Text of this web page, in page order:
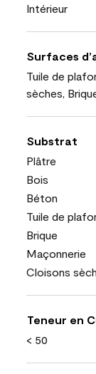
Intérieur
Surfaces
Tuile de
sèches,
Substrat
Plâtre
Bois
Béton
Tuile de
Brique
Maçonnerie
Cloisons
Teneur en
< 50